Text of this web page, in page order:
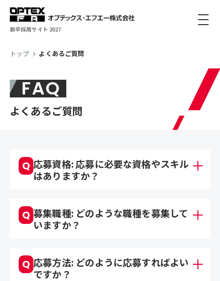
新卒採用サイト 2027
トップ よくあるご質問
FAQ
よくあるご質問
Q 応募資格: 応募に必要な資格やスキル
はありますか？
Q 募集職種: どのような職種を募集して
いますか？
Q 応募方法: どのように応募すればよい
ですか？